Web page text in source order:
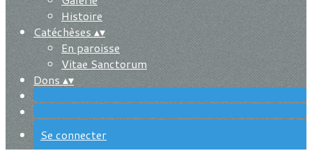
Histoire
Catéchèses▴▾
En paroisse
Vitae Sanctorum
Dons▴▾
Se connecter